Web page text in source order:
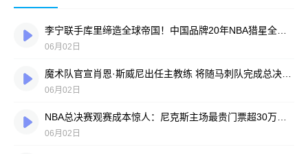
06月02日
06月02日
06月02日